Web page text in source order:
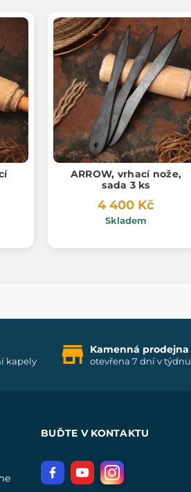
ARROW, vrhací nože,
sada 3 ks
4 400 Kč
Skladem
kapely
Kamenná prodejna
otevřena 7 dní v týdnu
BUĎTE V KONTAKTU